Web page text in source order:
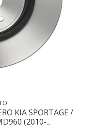
KIA SPORTAGE /
(2010-...